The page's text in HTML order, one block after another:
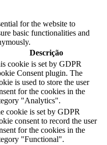
for the website to
basic functionalities and
Descrição
cookie is set by GDPR
Consent plugin. The
is used to store the user
for the cookies in the
"Analytics".
cookie is set by GDPR
consent to record the user
for the cookies in the
"Functional".